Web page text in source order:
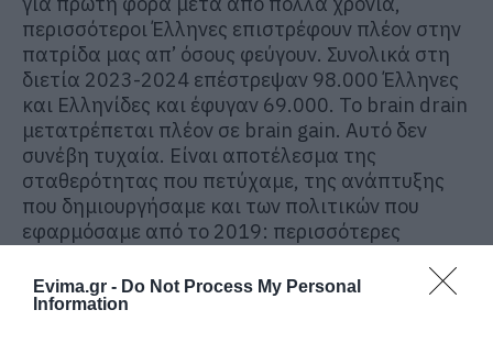
Evima.gr - Do Not Process My Personal
Information
περισσότεροι Έλληνες επιστρέφουν πλέον στην
πατρίδα μας απ’ όσους φεύγουν. Συνολικά στη
διετία 2023-2024 επέστρεψαν 98.000 Έλληνες
και Ελληνίδες και έφυγαν 69.000. Το brain drain
μετατρέπεται πλέον σε brain gain. Αυτό δεν
συνέβη τυχαία. Είναι αποτέλεσμα της
σταθερότητας που πετύχαμε, της ανάπτυξης
που δημιουργήσαμε και των πολιτικών που
εφαρμόσαμε από το 2019: περισσότερες
κίνητρα για τον επαναπατρισμό, στήριξη της
καινοτομίας, ψηφιακό κράτος και